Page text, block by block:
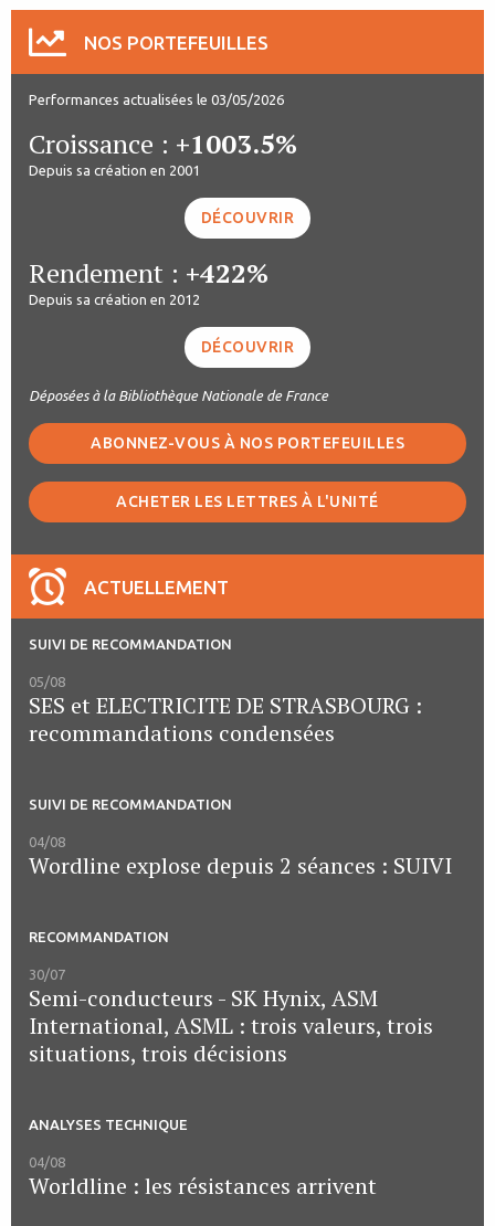
NOS PORTEFEUILLES
Performances actualisées le 03/05/2026
Croissance : +1003.5%
Depuis sa création en 2001
DÉCOUVRIR
Rendement : +422%
Depuis sa création en 2012
DÉCOUVRIR
Déposées à la Bibliothèque Nationale de France
ABONNEZ-VOUS À NOS PORTEFEUILLES
ACHETER LES LETTRES À L'UNITÉ
ACTUELLEMENT
SUIVI DE RECOMMANDATION
05/08
SES et ELECTRICITE DE STRASBOURG :
recommandations condensées
SUIVI DE RECOMMANDATION
04/08
Wordline explose depuis 2 séances : SUIVI
RECOMMANDATION
30/07
Semi-conducteurs - SK Hynix, ASM
International, ASML : trois valeurs, trois
situations, trois décisions
ANALYSES TECHNIQUE
04/08
Worldline : les résistances arrivent